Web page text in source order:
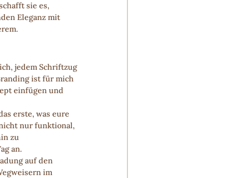
sie es,
Eleganz mit
jedem Schriftzug
ist für mich
einfügen und
erste, was eure
nur funktional,
zu
an.
auf den
im